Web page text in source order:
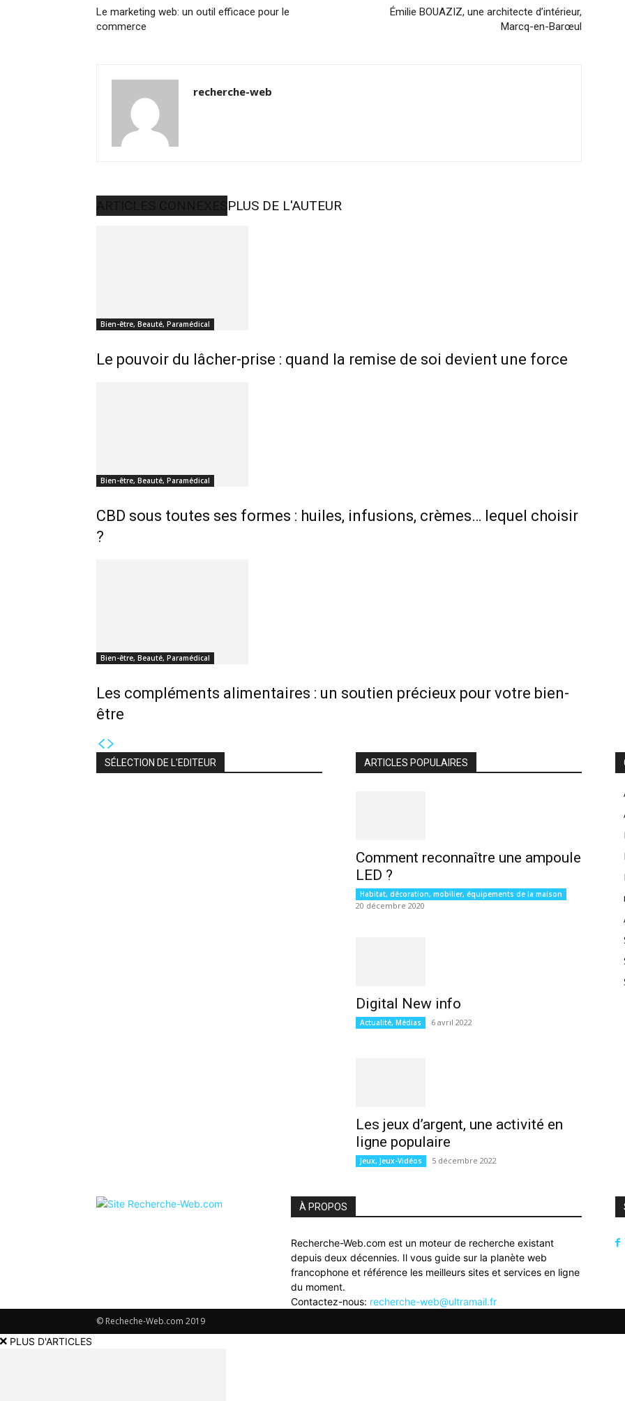
Le marketing web: un outil efficace pour le
commerce
Émilie BOUAZIZ, une architecte d’intérieur,
Marcq-en-Barœul
recherche-web
PLUS DE L'AUTEUR
Bien-être, Beauté, Paramédical
Le pouvoir du lâcher-prise : quand la remise de soi devient une force
Bien-être, Beauté, Paramédical
CBD sous toutes ses formes : huiles, infusions, crèmes… lequel choisir
?
Bien-être, Beauté, Paramédical
Les compléments alimentaires : un soutien précieux pour votre bien-
être
SÉLECTION DE L'EDITEUR ARTICLES POPULAIRES
Comment reconnaître une ampoule
LED ?
Habitat, décoration, mobilier, équipements de la maison
20 décembre 2020
Digital New info
Actualité, Médias 6 avril 2022
Les jeux d’argent, une activité en
ligne populaire
Jeux, Jeux-Vidéos 5 décembre 2022
À PROPOS
Recherche-Web.com est un moteur de recherche existant
depuis deux décennies. Il vous guide sur la planète web
francophone et référence les meilleurs sites et services en ligne
du moment.
Contactez-nous: recherche-web@ultramail.fr
© Recheche-Web.com 2019
PLUS D'ARTICLES